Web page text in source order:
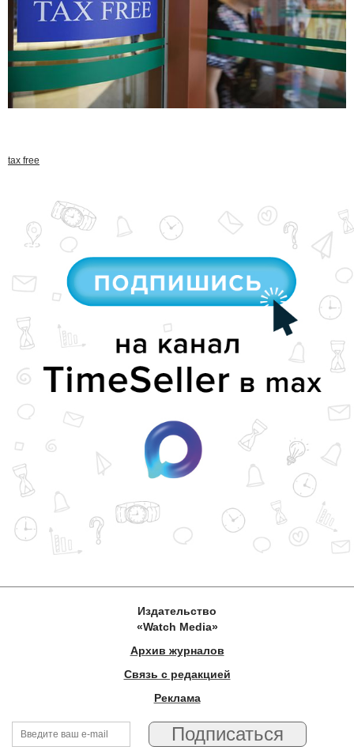
tax free
Издательство
«Watch Media»
Архив журналов
Связь с редакцией
Реклама